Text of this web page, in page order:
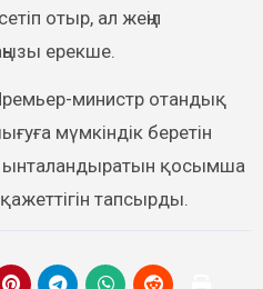
отыр, ал жеңіл
ерекше.
министр отандық
мүмкіндік беретін
ынталандыратын қосымша
қажеттігін тапсырды.